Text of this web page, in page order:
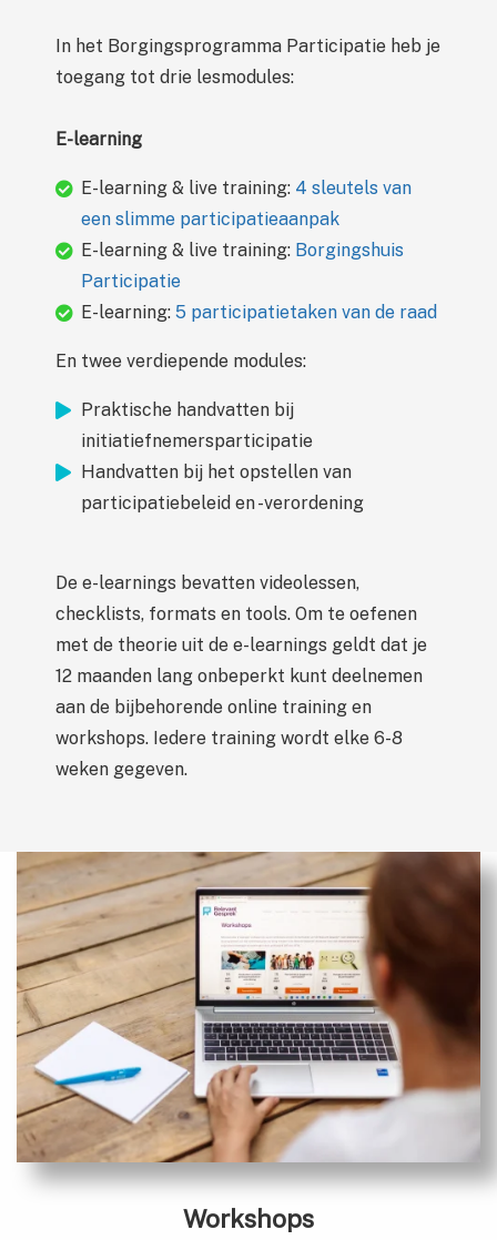
In het Borgingsprogramma Participatie heb je
toegang tot drie lesmodules:
E-learning
E-learning & live training: 4 sleutels van
een slimme participatieaanpak
E-learning & live training: Borgingshuis
Participatie
E-learning:5 participatietaken van de raad
En twee verdiepende modules:
Praktische handvatten bij
initiatiefnemersparticipatie
Handvatten bij het opstellen van
participatiebeleid en -verordening
De e-learnings bevatten videolessen,
checklists, formats en tools. Om te oefenen
met de theorie uit de e-learnings geldt dat je
12 maanden lang onbeperkt kunt deelnemen
aan de bijbehorende online training en
workshops. Iedere training wordt elke 6-8
weken gegeven.
Workshops